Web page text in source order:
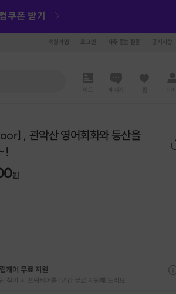
회원가입 로그인 자주 묻는 질문 공지사항
메시지 찜 마이
, 관악산 영어회화와 등산을
원
케어 무료 지원
참여 시 프립케어를 1년간 무료 지원해 드리요.